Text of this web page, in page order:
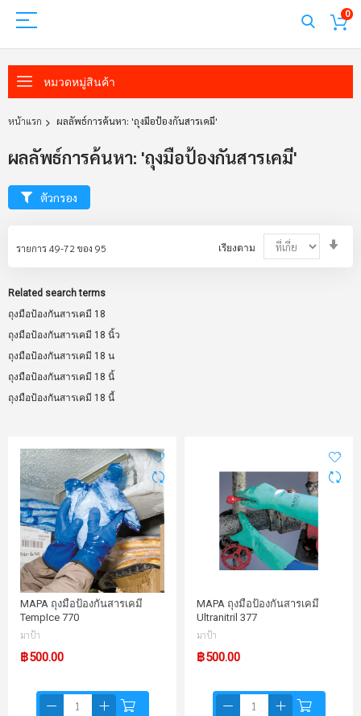
0
หมวดหมู่สินค้า
หน้าแรก ผลลัพธ์การค้นหา: 'ถุงมือป้องกันสารเคมี'
ผลลัพธ์การค้นหา: 'ถุงมือป้องกันสารเคมี'
รายการ49-72 ของ 95 เรียงตาม
Related search terms
ถุงมือป้องกันสารเคมี 18
ถุงมือป้องกันสารเคมี 18 นิ้ว
ถุงมือป้องกันสารเคมี 18 น
ถุงมือป้องกันสารเคมี 18 นิ้
ถุงมือป้องกันสารเคมี 18 นี้
MAPA ถุงมือป้องกันสารเคมี
TempIce 770
มาป้า
฿500.00
MAPA ถุงมือป้องกันสารเคมี
Ultranitril 377
มาป้า
฿500.00
ตัวกรอง